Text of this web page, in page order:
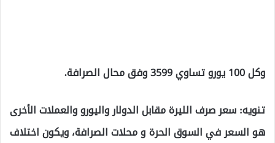
وكل 100 يورو تساوي 3599 وفق محال الصرافة.
تنويه: سعر صرف الليرة مقابل الدولار واليورو والعملات الأخرى
هو السعر في السوق الحرة و محلات الصرافة، ويكون اختلاف